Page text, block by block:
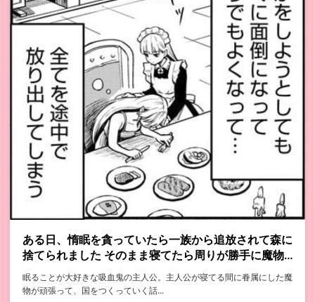
ある日、惰眠を貪っていたら一族から追放されて森に
捨てられました そのまま寝てたら周りが勝手に魔物
の国を作ってたけど、私は気にせず今日も眠ります
眠ることが大好きな吸血鬼の主人公。主人公が寝てる間に眷属にした魔
物が頑張って、国をつくっていく話...